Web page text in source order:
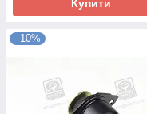
Купити
–10%